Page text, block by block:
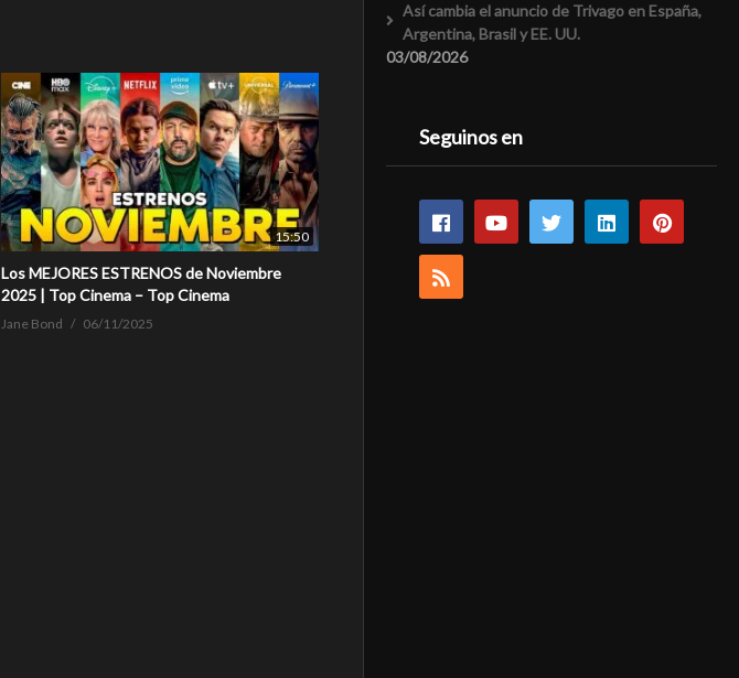
15:50
Los MEJORES ESTRENOS de Noviembre
2025 | Top Cinema – Top Cinema
Jane Bond 06/11/2025
Así cambia el anuncio de Trivago en España,
Argentina, Brasil y EE. UU.
03/08/2026
Seguinos en